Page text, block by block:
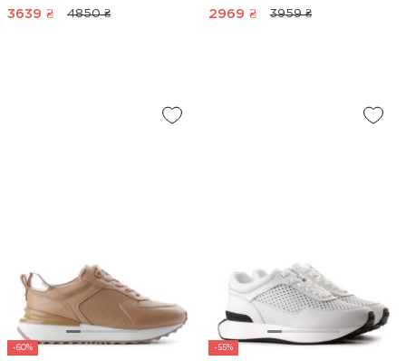
3639 ₴ 4850 ₴ 2969 ₴ 3959 ₴
-60% -55%